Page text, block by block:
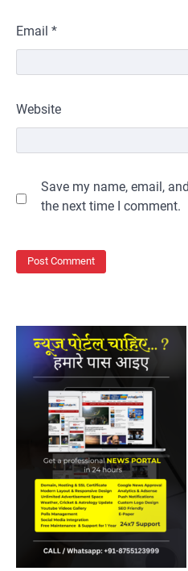
Email *
Website
Save my name, email,
the next time I comment.